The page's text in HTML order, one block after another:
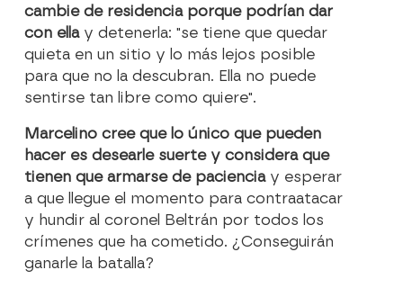
cambie de residencia porque podrían dar
con ella y detenerla: "se tiene que quedar
quieta en un sitio y lo más lejos posible
para que no la descubran. Ella no puede
sentirse tan libre como quiere".
Marcelino cree que lo único que pueden
hacer es desearle suerte y considera que
tienen que armarse de pacienciay esperar
a que llegue el momento para contraatacar
y hundir al coronel Beltrán por todos los
crímenes que ha cometido. ¿Conseguirán
ganarle la batalla?